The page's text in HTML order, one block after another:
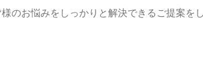
様のお悩みをしっかりと解決できるご提案を